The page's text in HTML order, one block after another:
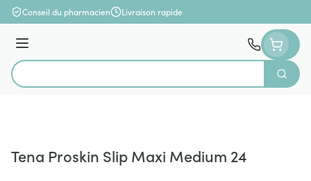
Aller au contenu
Conseil du pharmacien Livraison rapide
Menu
Rechercher
Tena Proskin Slip Maxi Medium 24